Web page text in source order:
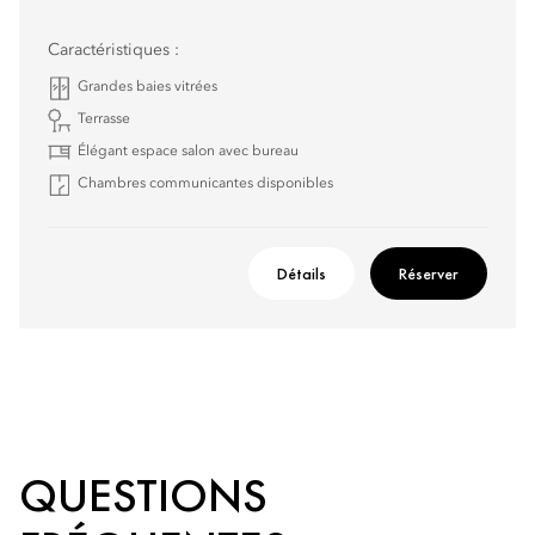
Caractéristiques :
Grandes baies vitrées
Terrasse
Élégant espace salon avec bureau
Chambres communicantes disponibles
Détails Réserver
QUESTIONS